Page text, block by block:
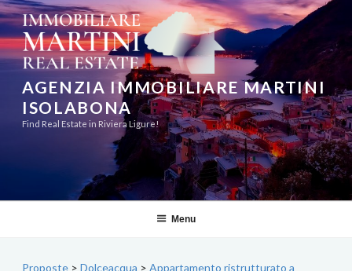
Salta
al
contenuto
AGENZIA IMMOBILIARE MARTINI
ISOLABONA
Find Real Estate in Riviera Ligure!
Menu
Proposte > Dolceacqua > Appartamento ristrutturato a